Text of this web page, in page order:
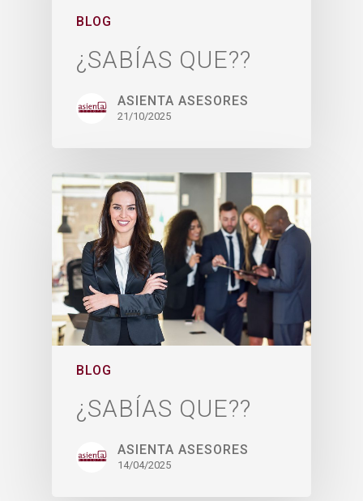
BLOG
¿SABÍAS QUE??
ASIENTA ASESORES
21/10/2025
BLOG
¿SABÍAS QUE??
ASIENTA ASESORES
14/04/2025